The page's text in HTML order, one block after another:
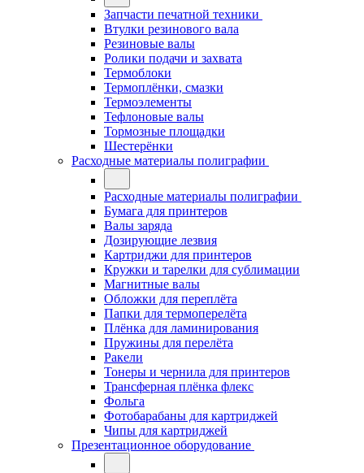
Запчасти печатной техники
Втулки резинового вала
Резиновые валы
Ролики подачи и захвата
Термоблоки
Термоплёнки, смазки
Термоэлементы
Тефлоновые валы
Тормозные площадки
Шестерёнки
Расходные материалы полиграфии
Расходные материалы полиграфии
Бумага для принтеров
Валы заряда
Дозирующие лезвия
Картриджи для принтеров
Кружки и тарелки для сублимации
Магнитные валы
Обложки для переплёта
Папки для термоперелёта
Плёнка для ламинирования
Пружины для перелёта
Ракели
Тонеры и чернила для принтеров
Трансферная плёнка флекс
Фольга
Фотобарабаны для картриджей
Чипы для картриджей
Презентационное оборудование